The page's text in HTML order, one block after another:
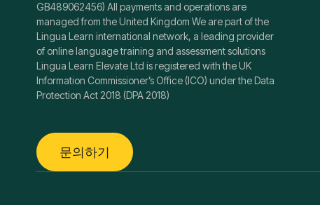
GB489062456) All payments and operations are
managed from the United Kingdom We are part of the
Lingua Learn international network, a leading provider
of online language training and assessment solutions
Lingua Learn Elevate Ltd is registered with the UK
Information Commissioner’s Office (ICO) under the Data
Protection Act 2018 (DPA 2018)
문의하기